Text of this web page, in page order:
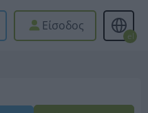
Είσοδος
el